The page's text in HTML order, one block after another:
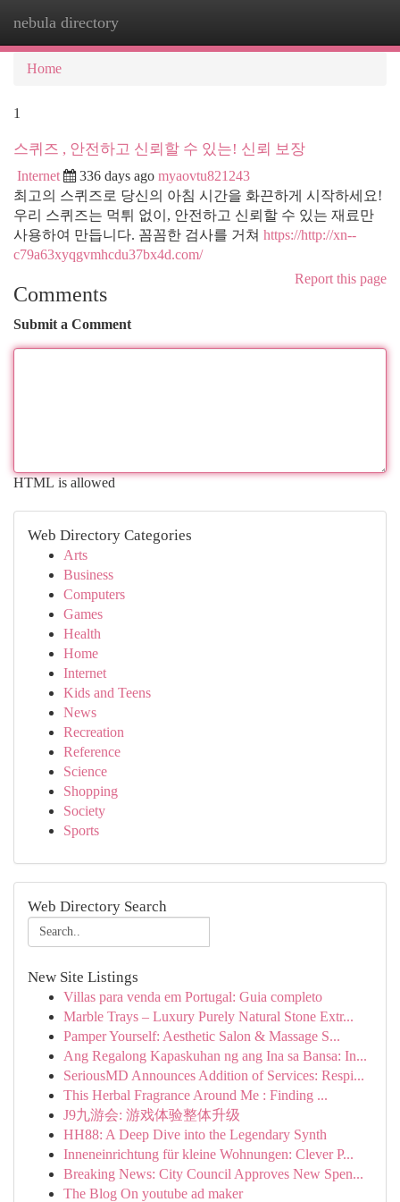
nebula directory
Home
1
스퀴즈 , 안전하고 신뢰할 수 있는! 신뢰 보장
Internet 336 days ago myaovtu821243
최고의 스퀴즈로 당신의 아침 시간을 화끈하게 시작하세요!
우리 스퀴즈는 먹튀 없이, 안전하고 신뢰할 수 있는 재료만
사용하여 만듭니다. 꼼꼼한 검사를 거쳐 https://http://xn--
c79a63xyqgvmhcdu37bx4d.com/
Report this page
Comments
Submit a Comment
HTML is allowed
Web Directory Categories
Arts
Business
Computers
Games
Health
Home
Internet
Kids and Teens
News
Recreation
Reference
Science
Shopping
Society
Sports
Web Directory Search
New Site Listings
Villas para venda em Portugal: Guia completo
Marble Trays – Luxury Purely Natural Stone Extr...
Pamper Yourself: Aesthetic Salon & Massage S...
Ang Regalong Kapaskuhan ng ang Ina sa Bansa: In...
SeriousMD Announces Addition of Services: Respi...
This Herbal Fragrance Around Me : Finding ...
J9九游会: 游戏体验整体升级
HH88: A Deep Dive into the Legendary Synth
Inneneinrichtung für kleine Wohnungen: Clever P...
Breaking News: City Council Approves New Spen...
The Blog On youtube ad maker